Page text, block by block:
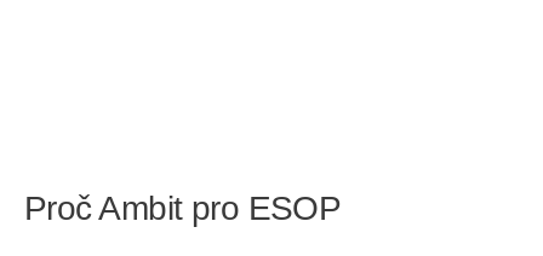
Proč Ambit pro ESOP